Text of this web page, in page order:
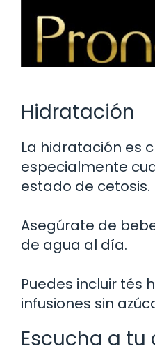
Hidratación
La hidratación es
especialmente
estado de cetosis.
Asegúrate de
de agua al día.
Puedes incluir tés
infusiones sin
Escucha a tu